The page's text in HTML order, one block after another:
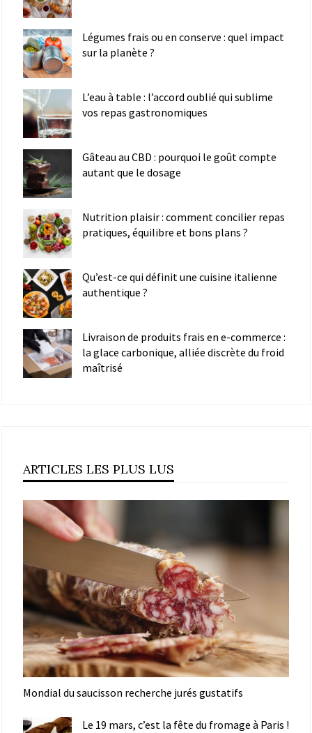
Légumes frais ou en conserve : quel impact
sur la planète ?
L’eau à table : l’accord oublié qui sublime
vos repas gastronomiques
Gâteau au CBD : pourquoi le goût compte
autant que le dosage
Nutrition plaisir : comment concilier repas
pratiques, équilibre et bons plans ?
Qu’est-ce qui définit une cuisine italienne
authentique ?
Livraison de produits frais en e-commerce :
la glace carbonique, alliée discrète du froid
maîtrisé
ARTICLES LES PLUS LUS
Mondial du saucisson recherche jurés gustatifs
Le 19 mars, c’est la fête du fromage à Paris !